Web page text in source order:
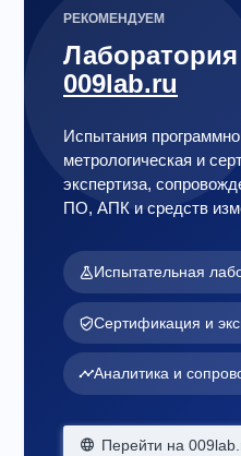
РЕКОМЕНДУЕМ
009lab.ru
Испытания
метрологическая и
экспертиза,
ПО, АПК и средств
Испытательная
Сертификация и
Аналитика и
Перейти на